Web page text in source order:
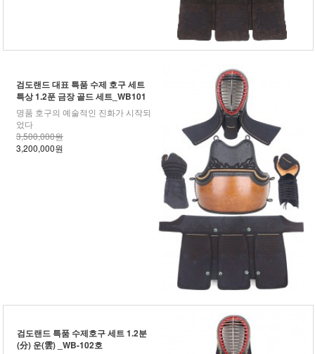
검도랜드 대표 특품 수제 호구 세트
특상 1.2푼 금장 골드 세트_WB101
명품 호구의 예술적인 진화가 시작되
었다
3,500,000원
3,200,000원
검도랜드 특품 수제호구 세트 1.2분
(分) 운(雲) _WB-102호